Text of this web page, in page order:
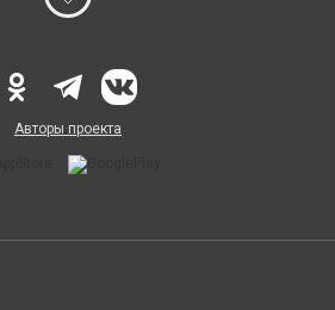
Авторы проекта